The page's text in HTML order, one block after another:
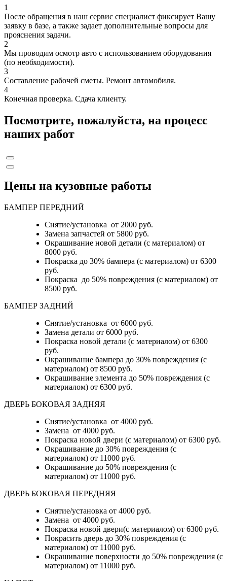
1
После обращения в наш сервис специалист фиксирует Вашу
заявку в базе, а также задает дополнительные вопросы для
прояснения задачи.
2
Мы проводим осмотр авто с использованием оборудования
(по необходимости).
3
Составление рабочей сметы. Ремонт автомобиля.
4
Конечная проверка. Сдача клиенту.
Посмотрите, пожалуйста, на процесс
наших работ
Цены на кузовные работы
БАМПЕР ПЕРЕДНИЙ
Снятие/установка от 2000 руб.
Замена запчастей от 5800 руб.
Окрашивание новой детали (с материалом) от
8000 руб.
Покраска до 30% бампера (с материалом) от 6300
руб.
Покраска до 50% повреждения (с материалом) от
8500 руб.
БАМПЕР ЗАДНИЙ
Снятие/установка от 6000 руб.
Замена детали от 6000 руб.
Покраска новой детали (с материалом) от 6300
руб.
Окрашивание бампера до 30% повреждения (с
материалом) от 8500 руб.
Окрашивание элемента до 50% повреждения (с
материалом) от 6300 руб.
ДВЕРЬ БОКОВАЯ ЗАДНЯЯ
Снятие/установка от 4000 руб.
Замена от 4000 руб.
Покраска новой двери (с материалом) от 6300 руб.
Окрашивание до 30% повреждения (с
материалом) от 11000 руб.
Окрашивание до 50% повреждения (с
материалом) от 11000 руб.
ДВЕРЬ БОКОВАЯ ПЕРЕДНЯЯ
Снятие/установка от 4000 руб.
Замена от 4000 руб.
Покраска новой двери(с материалом) от 6300 руб.
Покрасить дверь до 30% повреждения (с
материалом) от 11000 руб.
Окрашивание поверхности до 50% повреждения (с
материалом) от 11000 руб.